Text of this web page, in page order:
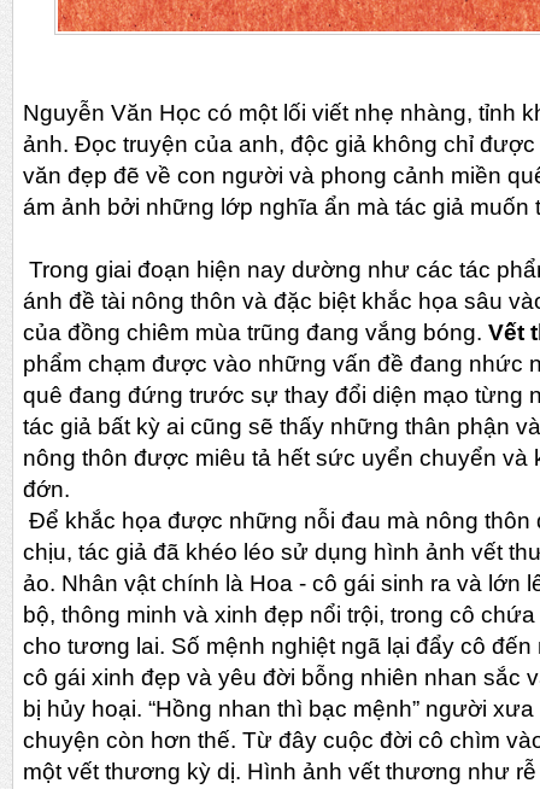
Nguyễn Văn Học có một lối viết nhẹ nhàng, tỉnh
ảnh. Đọc truyện của anh, độc giả không chỉ
văn đẹp đẽ về con người và phong cảnh miền
ám ảnh bởi những lớp nghĩa ẩn mà tác giả muốn
Trong giai đoạn hiện nay dường như các tác
ánh đề tài nông thôn và đặc biệt khắc họa sâu
của đồng chiêm mùa trũng đang vắng bóng. Vết
phẩm chạm được vào những vấn đề đang nhức
quê đang đứng trước sự thay đổi diện mạo từng
tác giả bất kỳ ai cũng sẽ thấy những thân phận
nông thôn được miêu tả hết sức uyển chuyển và
đớn.
Để khắc họa được những nỗi đau mà nông thôn
chịu, tác giả đã khéo léo sử dụng hình ảnh vết
ảo. Nhân vật chính là Hoa - cô gái sinh ra và lớn
bộ, thông minh và xinh đẹp nổi trội, trong cô
cho tương lai. Số mệnh nghiệt ngã lại đẩy cô
cô gái xinh đẹp và yêu đời bỗng nhiên nhan sắc
bị hủy hoại. “Hồng nhan thì bạc mệnh” người
chuyện còn hơn thế. Từ đây cuộc đời cô chìm
một vết thương kỳ dị. Hình ảnh vết thương như